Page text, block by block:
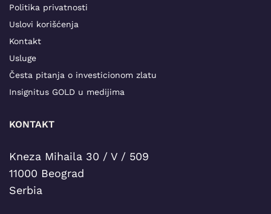
Politika privatnosti
Uslovi korišćenja
Kontakt
Usluge
Česta pitanja o investicionom zlatu
Insignitus GOLD u medijima
KONTAKT
Kneza Mihaila 30 / V / 509
11000 Beograd
Serbia